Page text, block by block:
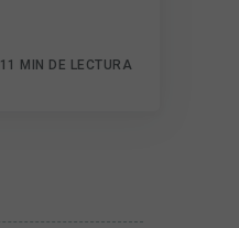
11 MIN DE LECTURA